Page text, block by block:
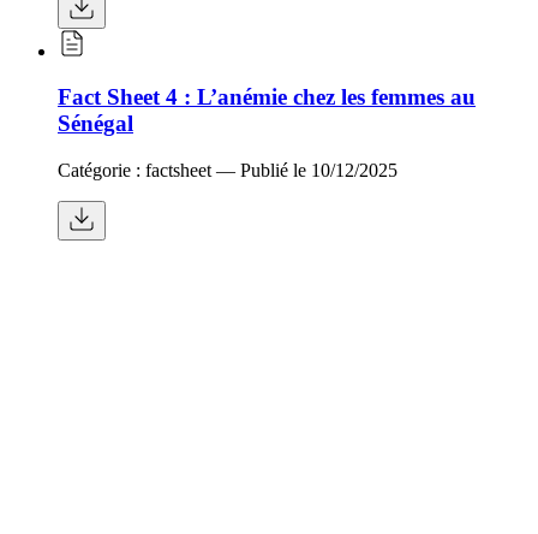
Fact Sheet 4 : L’anémie chez les femmes au
Sénégal
Catégorie : factsheet — Publié le 10/12/2025